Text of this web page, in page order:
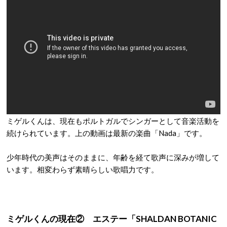
ミゲルくんは、現在もポルトガルでシンガーとして音楽活動を
続けられています。上の動画は最新の楽曲「Nada」です。
少年時代の美声はそのままに、年齢を経て歌声に深みが増して
います。相変わらず素晴らしい歌唱力です。
ミゲルくんの現在② エステー「SHALDAN BOTANIC